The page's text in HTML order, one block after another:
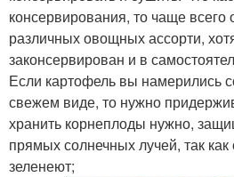
консервирования, то чаще всего
различных овощных ассорти,
законсервирован и в
Если картофель вы намерились
свежем виде, то нужно
хранить корнеплоды нужно,
прямых солнечных лучей, так как
зеленеют;